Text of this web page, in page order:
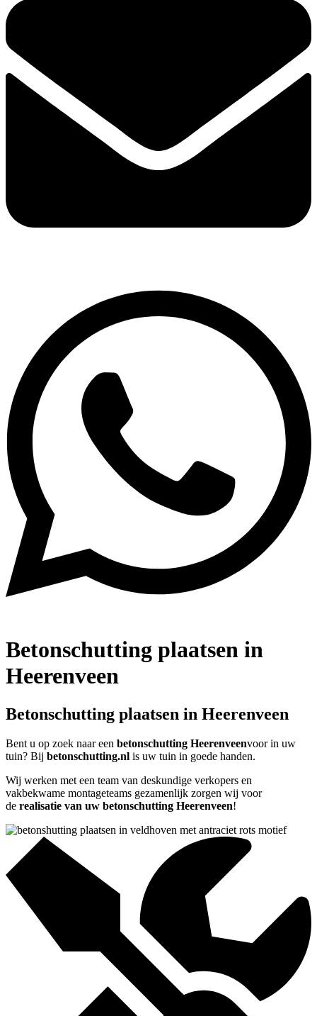
Betonschutting plaatsen in
Heerenveen
Betonschutting plaatsen in Heerenveen
Bent u op zoek naar een betonschutting Heerenveenvoor in uw
tuin? Bij betonschutting.nl is uw tuin in goede handen.
Wij werken met een team van deskundige verkopers en
vakbekwame montageteams gezamenlijk zorgen wij voor
de realisatie van uw betonschutting Heerenveen!